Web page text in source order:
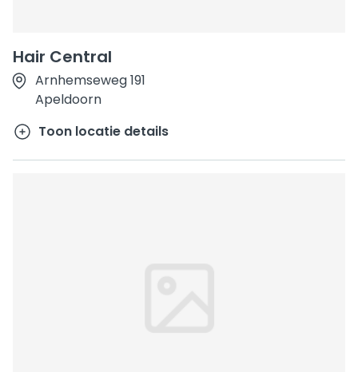
Hair Central
Arnhemseweg 191
Apeldoorn
Toon locatie details